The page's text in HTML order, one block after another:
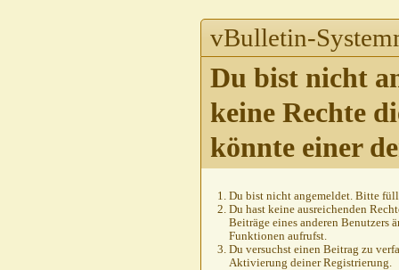
vBulletin-
Du bist nicht
keine Rechte
könnte einer
Du bist nicht angemeldet. Bitte
Du hast keine ausreichenden
Beiträge eines anderen Benutzers
Funktionen aufrufst.
Du versuchst einen Beitrag zu
Aktivierung deiner Registrierung.